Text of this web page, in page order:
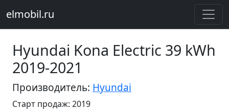
elmobil.ru
Hyundai Kona Electric 39 kWh
2019-2021
Производитель: Hyundai
Старт продаж: 2019